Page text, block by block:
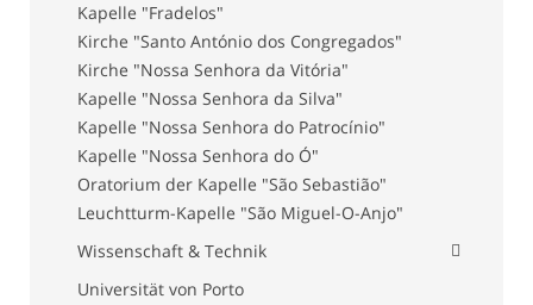
Kapelle "Fradelos"
Kirche "Santo António dos Congregados"
Kirche "Nossa Senhora da Vitória"
Kapelle "Nossa Senhora da Silva"
Kapelle "Nossa Senhora do Patrocínio"
Kapelle "Nossa Senhora do Ó"
Oratorium der Kapelle "São Sebastião"
Leuchtturm-Kapelle "São Miguel-O-Anjo"
Wissenschaft & Technik
Universität von Porto